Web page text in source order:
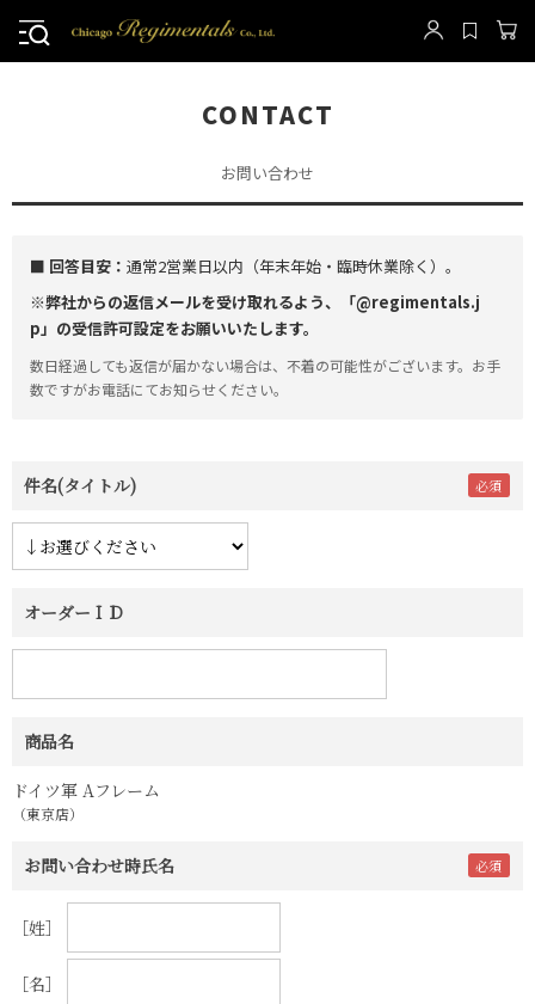
CONTACT
お問い合わせ
■ 回答目安： 通常2営業日以内（年末年始・臨時休業除く）。
※弊社からの返信メールを受け取れるよう、「@regimentals.j
p」の受信許可設定をお願いいたします。
数日経過しても返信が届かない場合は、不着の可能性がございます。お手
数ですがお電話にてお知らせください。
件名(タイトル)
オーダーＩＤ
商品名
ドイツ軍 Aフレーム
（東京店）
お問い合わせ時氏名
［姓］
［名］